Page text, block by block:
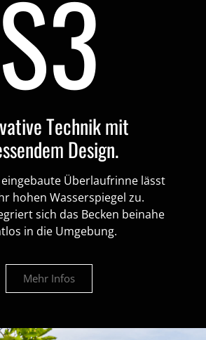
S3
Technik mit
Design.
Überlaufrinne lässt
hohen Wasserspiegel zu.
sich das Becken beinahe
in die Umgebung.
Mehr Infos